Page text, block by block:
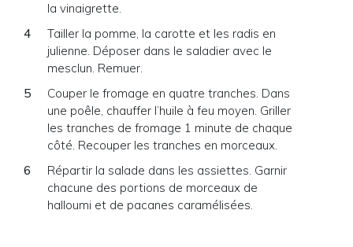
la vinaigrette.
Tailler la pomme, la carotte et les radis en
julienne. Déposer dans le saladier avec le
mesclun. Remuer.
Couper le fromage en quatre tranches. Dans
une poêle, chauffer l’huile à feu moyen. Griller
les tranches de fromage 1 minute de chaque
côté. Recouper les tranches en morceaux.
Répartir la salade dans les assiettes. Garnir
chacune des portions de morceaux de
halloumi et de pacanes caramélisées.